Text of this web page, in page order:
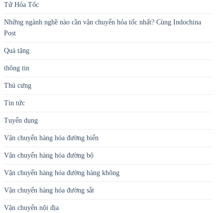
Tử Hỏa Tốc
Những ngành nghề nào cần vận chuyển hỏa tốc nhất? Cùng Indochina
Post
Quà tặng
thông tin
Thú cưng
Tin tức
Tuyển dụng
Vận chuyển hàng hóa đường biển
Vận chuyển hàng hóa đường bộ
Vận chuyển hàng hóa đường hàng không
Vận chuyển hàng hóa đường sắt
Vận chuyển nội địa